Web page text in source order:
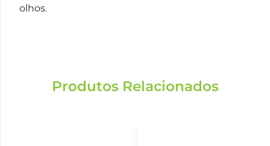
olhos.
Produtos Relacionados